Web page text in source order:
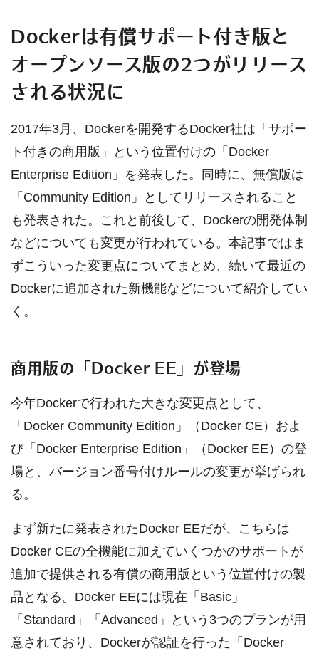
Dockerは有償サポート付き版と
オープンソース版の2つがリリース
される状況に
2017年3月、Dockerを開発するDocker社は「サポー
ト付きの商用版」という位置付けの「Docker
Enterprise Edition」を発表した。同時に、無償版は
「Community Edition」としてリリースされること
も発表された。これと前後して、Dockerの開発体制
などについても変更が行われている。本記事ではま
ずこういった変更点についてまとめ、続いて最近の
Dockerに追加された新機能などについて紹介してい
く。
商用版の「Docker EE」が登場
今年Dockerで行われた大きな変更点として、
「Docker Community Edition」（Docker CE）およ
び「Docker Enterprise Edition」（Docker EE）の登
場と、バージョン番号付けルールの変更が挙げられ
る。
まず新たに発表されたDocker EEだが、こちらは
Docker CEの全機能に加えていくつかのサポートが
追加で提供される有償の商用版という位置付けの製
品となる。Docker EEには現在「Basic」
「Standard」「Advanced」という3つのプランが用
意されており、Dockerが認証を行った「Docker